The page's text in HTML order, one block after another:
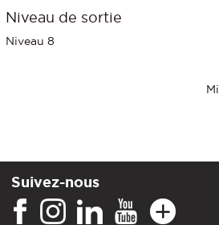
Niveau de sortie
Niveau 8
Suivez-nous